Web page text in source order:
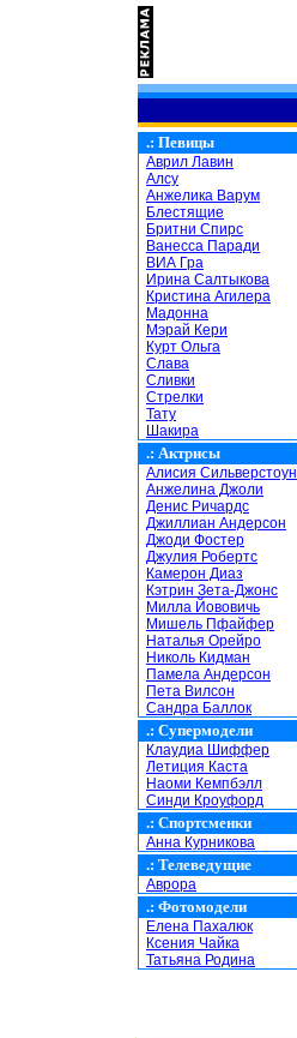
.: Певицы
Аврил Лавин
Алсу
Анжелика Варум
Блестящие
Бритни Спирс
Ванесса Паради
ВИА Гра
Ирина Салтыкова
Кристина Агилера
Мадонна
Мэрай Кери
Курт Ольга
Слава
Сливки
Стрелки
Тату
Шакира
.: Актрисы
Алисия Сильверстоун
Анжелина Джоли
Денис Ричардс
Джиллиан Андерсон
Джоди Фостер
Джулия Робертс
Камерон Диаз
Кэтрин Зета-Джонс
Милла Йововичь
Мишель Пфайфер
Наталья Орейро
Николь Кидман
Памела Андерсон
Пета Вилсон
Сандра Баллок
.: Супермодели
Клаудиа Шиффер
Летиция Каста
Наоми Кемпбэлл
Синди Кроуфорд
.: Спортсменки
Анна Курникова
.: Телеведущие
Аврора
.: Фотомодели
Елена Пахалюк
Ксения Чайка
Татьяна Родина